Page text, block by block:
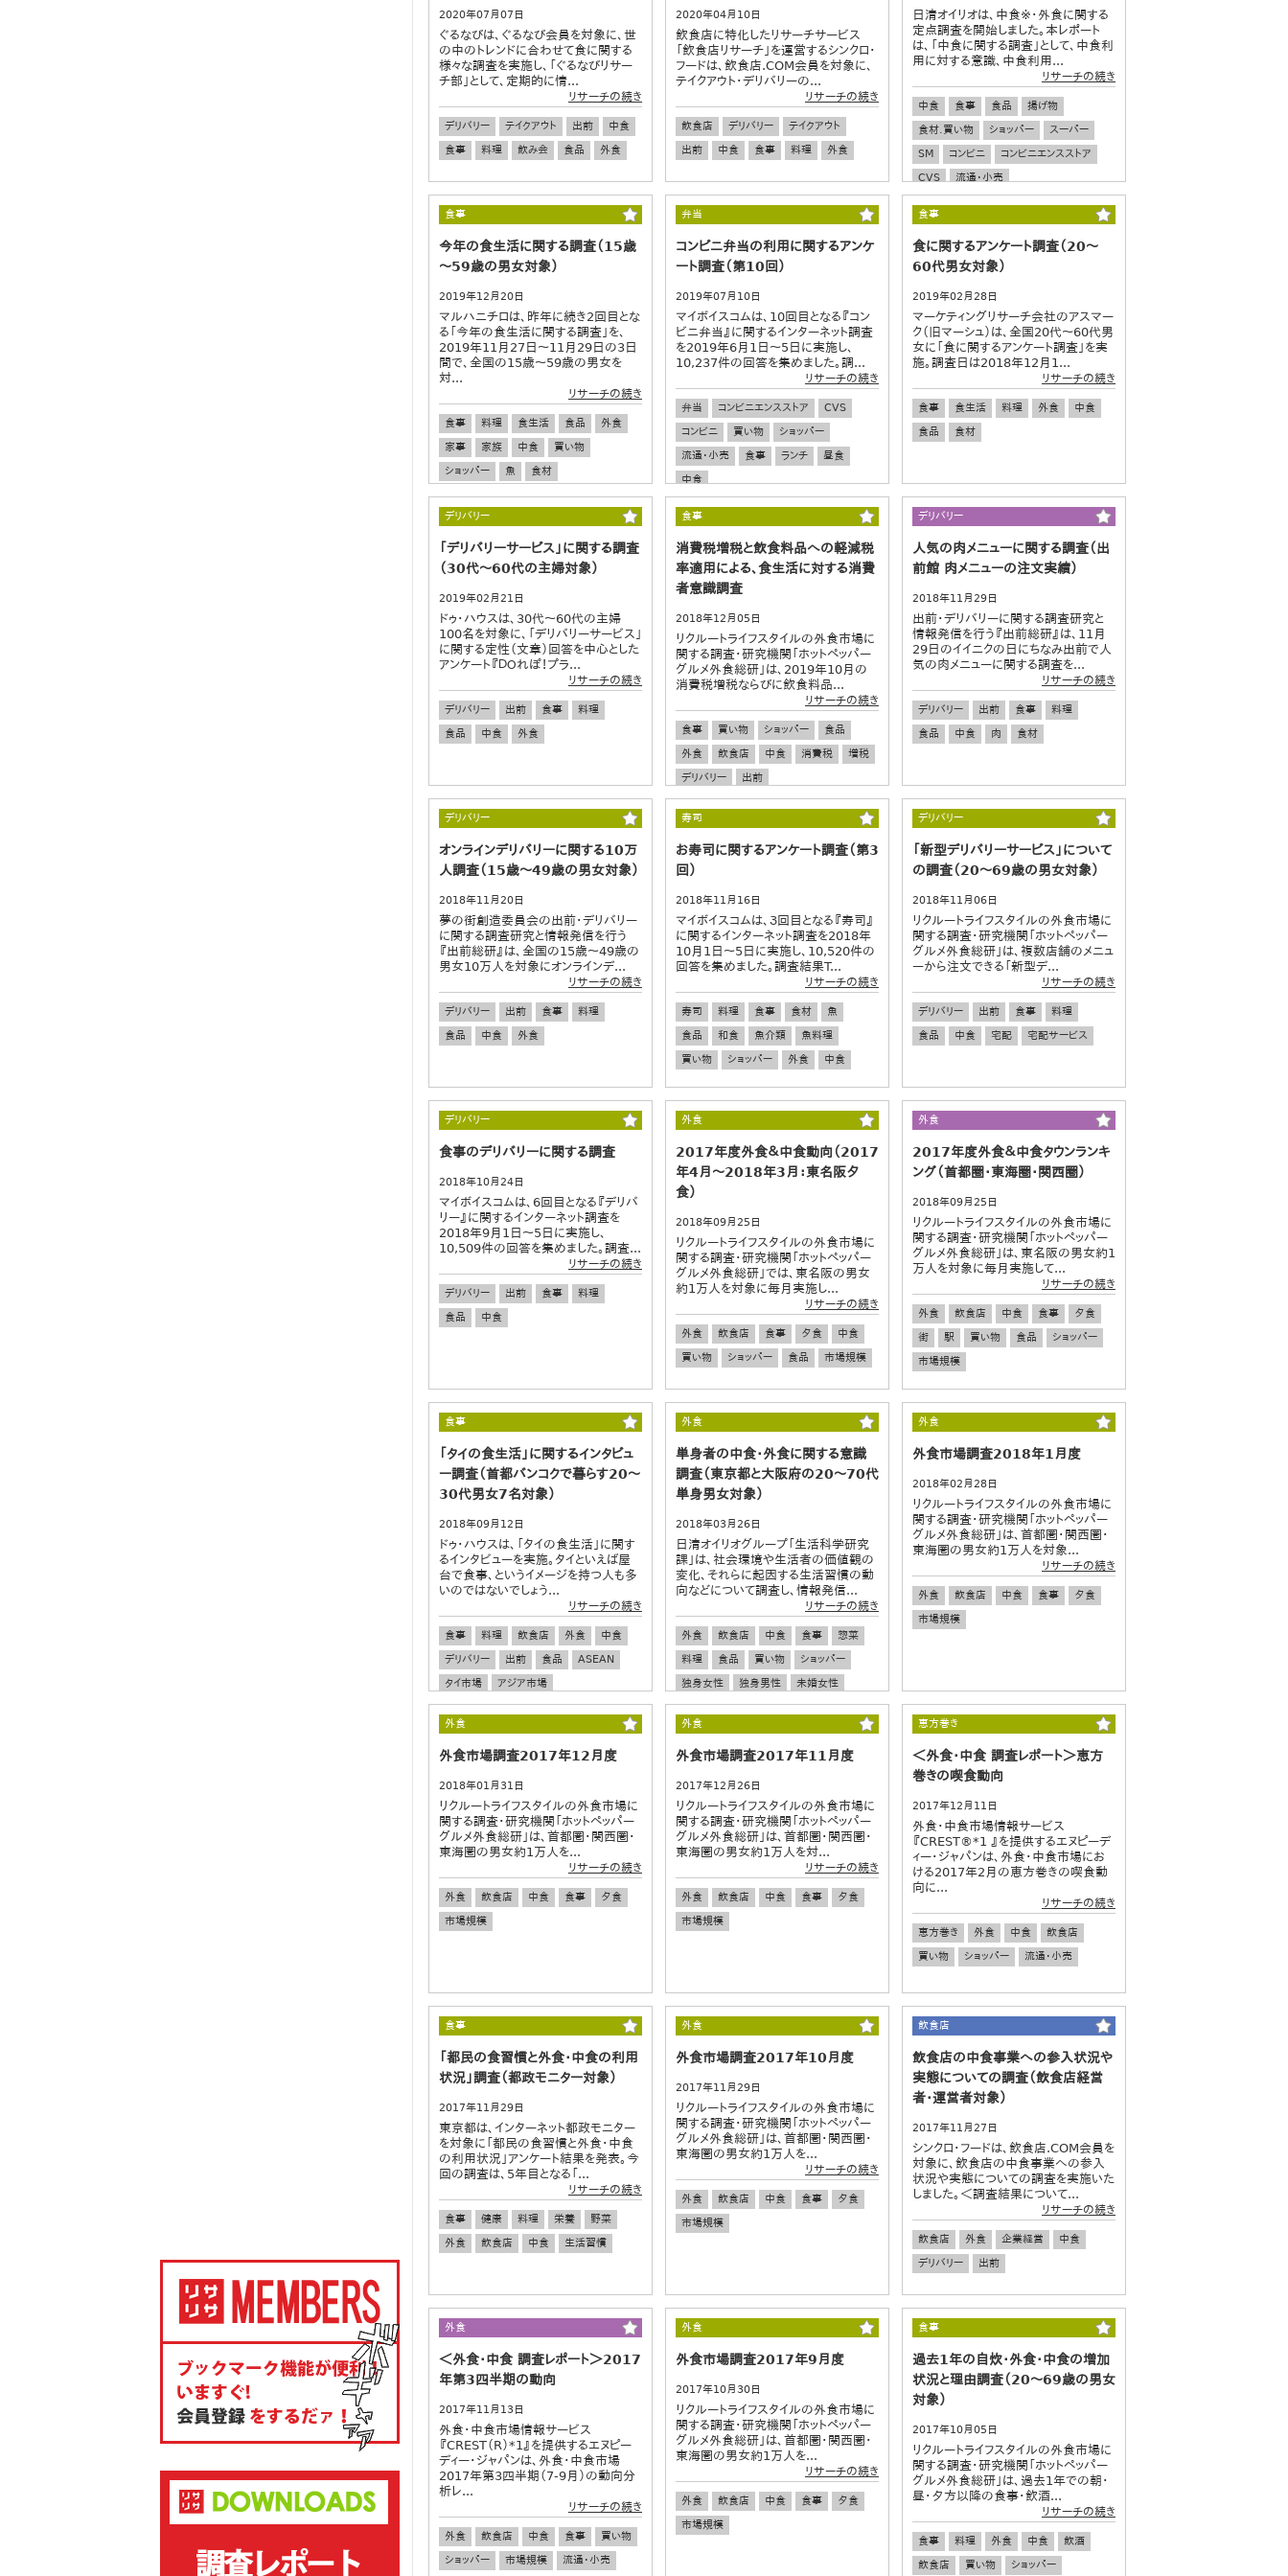
2020年07月07日
ぐるなびは、ぐるなび会員を対象に、世
の中のトレンドに合わせて食に関する
様々な調査を実施し、「ぐるなびリサー
チ部」として、定期的に情...
リサーチの続き
デリバリー テイクアウト 出前
中食
食事
料理 飲み会 食品 外食
2020年04月10日
飲食店に特化したリサーチサービス
「飲食店リサーチ」を運営するシンクロ・
フードは、飲食店.COM会員を対象に、
テイクアウト・デリバリーの...
リサーチの続き
飲食店 デリバリー
テイクアウト
出前
中食 食事 料理 外食
日清オイリオは、中食※・外食に関する
定点調査を開始しました。本レポート
は、「中食に関する調査」として、中食利
用に対する意識、中食利用...
リサーチの続き
中食 食事 食品
揚げ物
食材.買い物
ショッパー
スーパー
SM
コンビニ
コンビニエンスストア
CVS
流通・小売
食事
今年の食生活に関する調査（15歳
～59歳の男女対象）
2019年12月20日
マルハニチロは、昨年に続き2回目とな
る「今年の食生活に関する調査」を、
2019年11月27日～11月29日の3日
間で、全国の15歳～59歳の男女を
対...
リサーチの続き
食事 料理 食生活 食品
外食
家事
家族 中食
買い物
ショッパー
魚 食材
弁当
コンビニ弁当の利用に関するアンケ
ート調査（第10回）
2019年07月10日
マイボイスコムは、10回目となる『コン
ビニ弁当』に関するインターネット調査
を2019年6月1日～5日に実施し、
10,237件の回答を集めました。調...
リサーチの続き
弁当 コンビニエンスストア
CVS
コンビニ
買い物
ショッパー
流通・小売
食事 ランチ
昼食
中食
食事
食に関するアンケート調査（20～
60代男女対象）
2019年02月28日
マーケティングリサーチ会社のアスマー
ク（旧マーシュ）は、全国20代～60代男
女に「食に関するアンケート調査」を実
施。調査日は2018年12月1...
リサーチの続き
食事 食生活 料理 外食
中食
食品
食材
デリバリー
「デリバリーサービス」に関する調査
（30代～60代の主婦対象）
2019年02月21日
ドゥ・ハウスは、30代～60代の主婦
100名を対象に、「デリバリーサービス」
に関する定性（文章）回答を中心とした
アンケート『ＤＯれぽ！プラ...
リサーチの続き
デリバリー 出前 食事
料理
食品
中食 外食
食事
消費税増税と飲食料品への軽減税
率適用による、食生活に対する消費
者意識調査
2018年12月05日
リクルートライフスタイルの外食市場に
関する調査・研究機関「ホットペッパー
グルメ外食総研」は、2019年10月の
消費税増税ならびに飲食料品...
リサーチの続き
食事 買い物 ショッパー
食品
外食
飲食店 中食 消費税
増税
デリバリー
出前
デリバリー
人気の肉メニューに関する調査（出
前館 肉メニューの注文実績）
2018年11月29日
出前・デリバリーに関する調査研究と
情報発信を行う『出前総研』は、11月
29日のイイニクの日にちなみ出前で人
気の肉メニューに関する調査を...
リサーチの続き
デリバリー 出前 食事
料理
食品
中食 肉 食材
デリバリー
オンラインデリバリーに関する10万
人調査（15歳～49歳の男女対象）
2018年11月20日
夢の街創造委員会の出前・デリバリー
に関する調査研究と情報発信を行う
『出前総研』は、全国の15歳～49歳の
男女10万人を対象にオンラインデ...
リサーチの続き
デリバリー 出前 食事
料理
食品
中食 外食
寿司
お寿司に関するアンケート調査（第3
回）
2018年11月16日
マイボイスコムは、３回目となる『寿司』
に関するインターネット調査を2018年
10月1日～5日に実施し、10,520件の
回答を集めました。調査結果T...
リサーチの続き
寿司 料理 食事 食材
魚
食品
和食 魚介類
魚料理
買い物
ショッパー 外食 中食
デリバリー
「新型デリバリーサービス」について
の調査（20～69歳の男女対象）
2018年11月06日
リクルートライフスタイルの外食市場に
関する調査・研究機関「ホットペッパー
グルメ外食総研」は、複数店舗のメニュ
ーから注文できる「新型デ...
リサーチの続き
デリバリー 出前 食事
料理
食品
中食 宅配 宅配サービス
デリバリー
食事のデリバリーに関する調査
2018年10月24日
マイボイスコムは、6回目となる『デリバ
リー』に関するインターネット調査を
2018年9月1日～5日に実施し、
10,509件の回答を集めました。調査...
リサーチの続き
デリバリー 出前 食事
料理
食品
中食
外食
2017年度外食＆中食動向（2017
年4月～2018年3月：東名阪夕
食）
2018年09月25日
リクルートライフスタイルの外食市場に
関する調査・研究機関「ホットペッパー
グルメ外食総研」では、東名阪の男女
約1万人を対象に毎月実施し...
リサーチの続き
外食 飲食店 食事 夕食
中食
買い物
ショッパー 食品 市場規模
外食
2017年度外食＆中食タウンランキ
ング（首都圏・東海圏・関西圏）
2018年09月25日
リクルートライフスタイルの外食市場に
関する調査・研究機関「ホットペッパー
グルメ外食総研」は、東名阪の男女約1
万人を対象に毎月実施して...
リサーチの続き
外食 飲食店 中食 食事
夕食
街
駅 買い物 食品
ショッパー
市場規模
食事
「タイの食生活」に関するインタビュ
ー調査（首都バンコクで暮らす20～
30代男女7名対象）
2018年09月12日
ドゥ・ハウスは、「タイの食生活」に関す
るインタビューを実施。タイといえば屋
台で食事、というイメージを持つ人も多
いのではないでしょう...
リサーチの続き
食事 料理 飲食店 外食
中食
デリバリー
出前 食品
ASEAN
タイ市場
アジア市場
グローバル調査
外食
単身者の中食・外食に関する意識
調査（東京都と大阪府の20～70代
単身男女対象）
2018年03月26日
日清オイリオグループ「生活科学研究
課」は、社会環境や生活者の価値観の
変化、それらに起因する生活習慣の動
向などについて調査し、情報発信...
リサーチの続き
外食 飲食店 中食 食事
惣菜
料理
食品 買い物
ショッパー
独身女性
独身男性
未婚女性
未婚男性
外食
外食市場調査2018年1月度
2018年02月28日
リクルートライフスタイルの外食市場に
関する調査・研究機関「ホットペッパー
グルメ外食総研」は、首都圏・関西圏・
東海圏の男女約1万人を対象...
リサーチの続き
外食 飲食店 中食 食事
夕食
市場規模
外食
外食市場調査2017年12月度
2018年01月31日
リクルートライフスタイルの外食市場に
関する調査・研究機関「ホットペッパー
グルメ外食総研」は、首都圏・関西圏・
東海圏の男女約1万人を...
リサーチの続き
外食 飲食店 中食 食事
夕食
市場規模
外食
外食市場調査2017年11月度
2017年12月26日
リクルートライフスタイルの外食市場に
関する調査・研究機関「ホットペッパー
グルメ外食総研」は、首都圏・関西圏・
東海圏の男女約1万人を対...
リサーチの続き
外食 飲食店 中食 食事
夕食
市場規模
恵方巻き
＜外食・中食 調査レポート＞恵方
巻きの喫食動向
2017年12月11日
外食・中食市場情報サービス
『CREST®*1 』を提供するエヌピーデ
ィー・ジャパンは、外食・中食市場にお
ける2017年2月の恵方巻きの喫食動
向に...
リサーチの続き
恵方巻き 外食 中食
飲食店
買い物
ショッパー 流通・小売
食事
「都民の食習慣と外食・中食の利用
状況」調査（都政モニター対象）
2017年11月29日
東京都は、インターネット都政モニター
を対象に「都民の食習慣と外食・中食
の利用状況」アンケート結果を発表。今
回の調査は、5年目となる「...
リサーチの続き
食事 健康 料理 栄養
野菜
外食
飲食店 中食 生活習慣
外食
外食市場調査2017年10月度
2017年11月29日
リクルートライフスタイルの外食市場に
関する調査・研究機関「ホットペッパー
グルメ外食総研」は、首都圏・関西圏・
東海圏の男女約1万人を...
リサーチの続き
外食 飲食店 中食 食事
夕食
市場規模
飲食店
飲食店の中食事業への参入状況や
実態についての調査（飲食店経営
者・運営者対象）
2017年11月27日
シンクロ・フードは、飲食店.COM会員を
対象に、飲食店の中食事業への参入
状況や実態についての調査を実施いた
しました。＜調査結果について...
リサーチの続き
飲食店 外食 企業経営
中食
デリバリー
出前
外食
＜外食・中食 調査レポート＞2017
年第3四半期の動向
2017年11月13日
外食・中食市場情報サービス
『CREST（R）*1』を提供するエヌピー
ディー・ジャパンは、外食・中食市場
2017年第3四半期（7-9月）の動向分
析レ...
リサーチの続き
外食 飲食店 中食 食事
買い物
ショッパー
市場規模 流通・小売
外食
外食市場調査2017年9月度
2017年10月30日
リクルートライフスタイルの外食市場に
関する調査・研究機関「ホットペッパー
グルメ外食総研」は、首都圏・関西圏・
東海圏の男女約1万人を...
リサーチの続き
外食 飲食店 中食 食事
夕食
市場規模
食事
過去1年の自炊・外食・中食の増加
状況と理由調査（20～69歳の男女
対象）
2017年10月05日
リクルートライフスタイルの外食市場に
関する調査・研究機関「ホットペッパー
グルメ外食総研」は、過去1年での朝・
昼・夕方以降の食事・飲酒...
リサーチの続き
食事 料理 外食 中食
飲酒
飲食店
買い物 ショッパー